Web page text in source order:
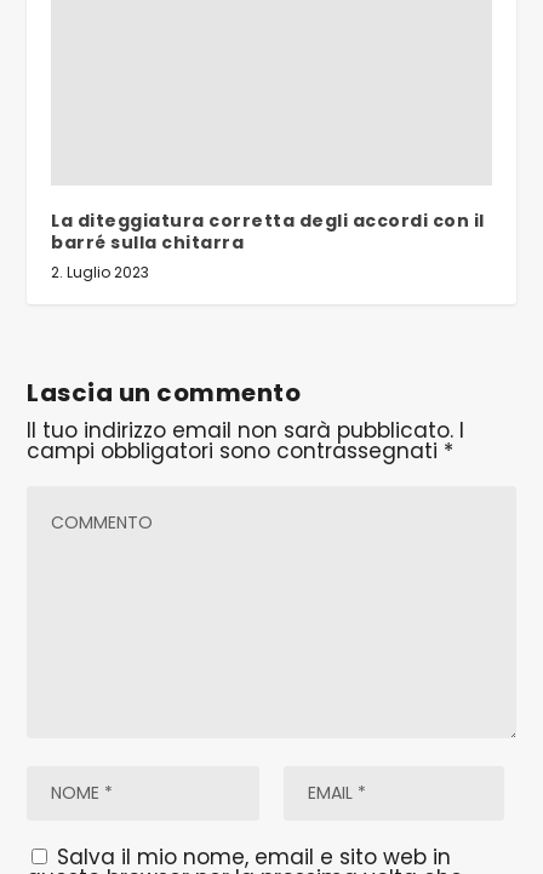
La diteggiatura corretta degli accordi con il
barré sulla chitarra
2. Luglio 2023
Lascia un commento
Il tuo indirizzo email non sarà pubblicato. I
campi obbligatori sono contrassegnati *
Salva il mio nome, email e sito web in